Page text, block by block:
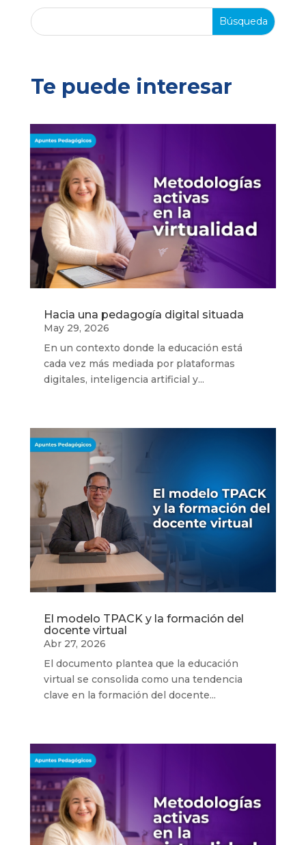
Te puede interesar
Hacia una pedagogía digital situada
May 29, 2026
En un contexto donde la educación está
cada vez más mediada por plataformas
digitales, inteligencia artificial y...
El modelo TPACK y la formación del
docente virtual
Abr 27, 2026
El documento plantea que la educación
virtual se consolida como una tendencia
clave en la formación del docente...